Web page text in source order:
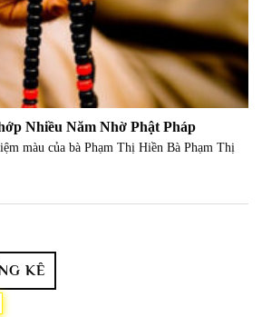
Nhiều Năm Nhờ Phật Pháp
màu của bà Phạm Thị Hiền Bà Phạm Thị
KÊ